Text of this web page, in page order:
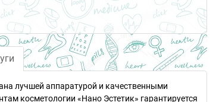
лучшей аппаратурой и качественными
косметологии «Нано Эстетик» гарантируется